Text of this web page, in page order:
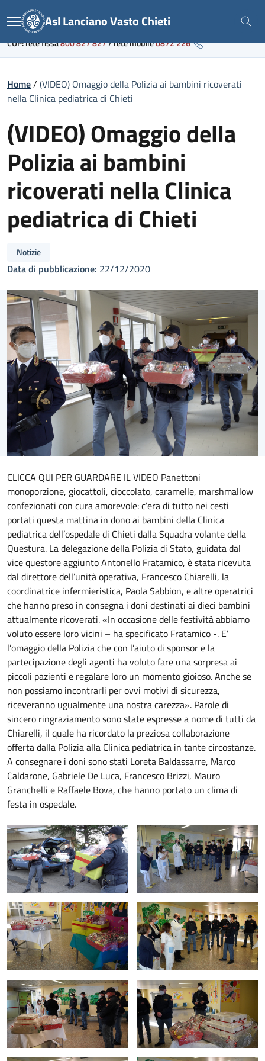
to
content
Link al portale sanitario regionale
Menu Asl Lanciano Vasto Chieti
CUP: rete fissa800 827 827/rete mobile0872 226
Home/ (VIDEO) Omaggio della Polizia ai bambini ricoverati
nella Clinica pediatrica di Chieti
(VIDEO) Omaggio della
Polizia ai bambini
ricoverati nella Clinica
pediatrica di Chieti
Notizie
Data di pubblicazione: 22/12/2020
CLICCA QUI PER GUARDARE IL VIDEO Panettoni
monoporzione, giocattoli, cioccolato, caramelle, marshmallow
confezionati con cura amorevole: c’era di tutto nei cesti
portati questa mattina in dono ai bambini della Clinica
pediatrica dell’ospedale di Chieti dalla Squadra volante della
Questura. La delegazione della Polizia di Stato, guidata dal
vice questore aggiunto Antonello Fratamico, è stata ricevuta
dal direttore dell’unità operativa, Francesco Chiarelli, la
coordinatrice infermieristica, Paola Sabbion, e altre operatrici
che hanno preso in consegna i doni destinati ai dieci bambini
attualmente ricoverati. «In occasione delle festività abbiamo
voluto essere loro vicini – ha specificato Fratamico -. E’
l’omaggio della Polizia che con l’aiuto di sponsor e la
partecipazione degli agenti ha voluto fare una sorpresa ai
piccoli pazienti e regalare loro un momento gioioso. Anche se
non possiamo incontrarli per ovvi motivi di sicurezza,
riceveranno ugualmente una nostra carezza». Parole di
sincero ringraziamento sono state espresse a nome di tutti da
Chiarelli, il quale ha ricordato la preziosa collaborazione
offerta dalla Polizia alla Clinica pediatrica in tante circostanze.
A consegnare i doni sono stati Loreta Baldassarre, Marco
Caldarone, Gabriele De Luca, Francesco Brizzi, Mauro
Granchelli e Raffaele Bova, che hanno portato un clima di
festa in ospedale.